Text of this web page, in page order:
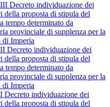
Decreto individuazione dei
della proposta di stipula del
tempo determinato da
provinciale di supplenza per la
di Imperia
Decreto individuazione dei
della proposta di stipula del
tempo determinato da
provinciale di supplenza per la
di Imperia
individuazione dei
della proposta di stipula del